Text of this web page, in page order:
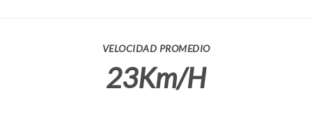
VELOCIDAD PROMEDIO
23Km/H